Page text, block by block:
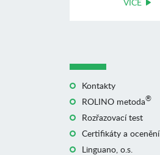
Kontakty
ROLINO metoda®
Rozřazovací test
Certifikáty a ocenění
Linguano, o.s.